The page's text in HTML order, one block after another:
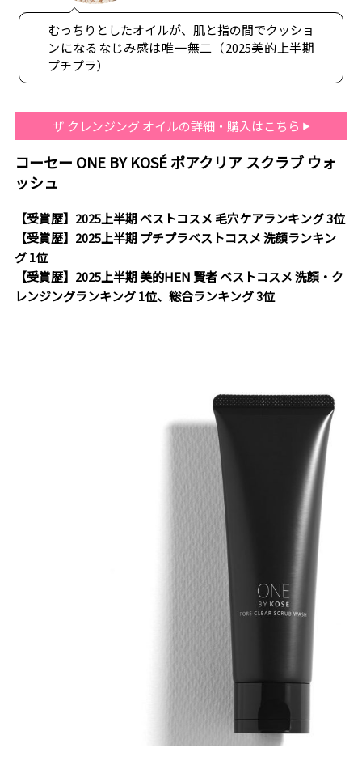
むっちりとしたオイルが、肌と指の間でクッショ
ンになるなじみ感は唯一無二（2025美的上半期
プチプラ）
ザ クレンジング オイルの詳細・購入はこちら
コーセー ONE BY KOSÉ ポアクリア スクラブ ウォ
ッシュ
【受賞歴】2025上半期 ベストコスメ 毛穴ケアランキング 3位
【受賞歴】2025上半期 プチプラベストコスメ 洗顔ランキン
グ 1位
【受賞歴】2025上半期 美的HEN 賢者 ベストコスメ 洗顔・ク
レンジングランキング 1位、総合ランキング 3位